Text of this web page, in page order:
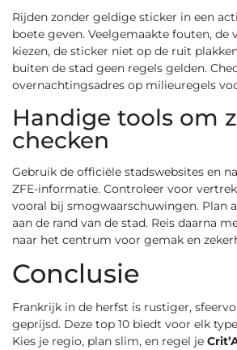
Rijden zonder geldige sticker in een
boete geven. Veelgemaakte fouten, de
kiezen, de sticker niet op de ruit
buiten de stad geen regels gelden.
overnachtingsadres op milieuregels
Handige tools om
checken
Gebruik de officiële stadswebsites en
ZFE-informatie. Controleer voor
vooral bij smogwaarschuwingen. Plan
aan de rand van de stad. Reis daarna
naar het centrum voor gemak en
Conclusie
Frankrijk in de herfst is rustiger,
geprijsd. Deze top 10 biedt voor elk
Kies je regio, plan slim, en regel je